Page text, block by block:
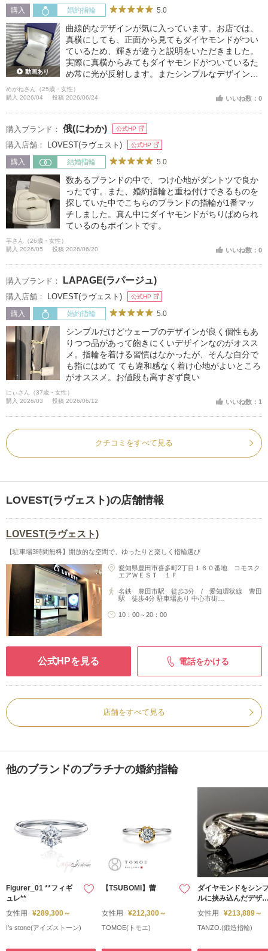
購入 婚約指輪 5.0
動画あり
曲線的なデザインが気に入っています。お店では、
真横にしても、正面から見てもダイヤモンドがつい
ているため、輝きが違うと説明をいただきました。
実際に真横からみてもダイヤモンドがついているた
め常に光が反射します。またシンプルなデザインが
気に入っています。あまり大きいと引け目を感じた
り、つけるのに緊張してしまうため、特別感を感じ
めがねさん（25歳・女性）
購入 2026/04
投稿 2026/06/24 いいね数：0
購入ブランド： 俄(にわか) 公式HP
購入店舗： LOVEST(ラヴェスト) 公式HP
購入 結婚指輪 5.0
数あるブランドの中で、つけ心地がダントツで良か
ったです。また、婚約指輪と重ね付けできるものを
探していた中でこちらのブランドの指輪が1番マッ
チしました。真ん中にダイヤモンドがちりばめられ
ているのもポイントです。
芋さん（26歳・女性）
購入 2026/05
投稿 2026/06/20 いいね数：0
購入ブランド： LAPAGE(ラパージュ)
購入店舗： LOVEST(ラヴェスト) 公式HP
購入 婚約指輪 5.0
シンプルだけどウェーブのデザインが良く個性もあ
りつつ品があって飽きにくいデザインなのがオスス
メ。指輪を着ける習慣はなかったが、そんな自分で
も指にはめて ても違和感なく着け心地がよいところ
がオススメ。お値段も高すぎず良い
にぃさん（37歳・女性）
購入 2026/03
投稿 2026/06/12 いいね数：1
クチコミをすべて見る
LOVEST(ラヴェスト)の店舗情報
LOVEST(ラヴェスト)
【駐車場3時間無料】開放的な空間で、ゆったりと楽しく指輪選び
愛知県豊田市喜多町2丁目１６０番地 コモスク
エアＷＥＳＴ １Ｆ
名鉄 豊田市駅 徒歩3分 / 愛知環状線 豊田
駅 徒歩4分 駐車場あり 中心市街…
10：00～20：00
公式HPを見る 電話をかける
店舗をすべて見る
他のブランドのプラチナの婚約指輪
Figurer_01 **フィギ
ュレ**
女性用
¥289,300～
I's stone(アイズストーン)
【TSUBOMI】蕾
女性用 ¥212,300～
TOMOE(トモエ)
ダイヤモンドをシン
ルに挟み込んだデザ
ン
女性用 ¥213,889～
TANZO.(鍛造指輪)